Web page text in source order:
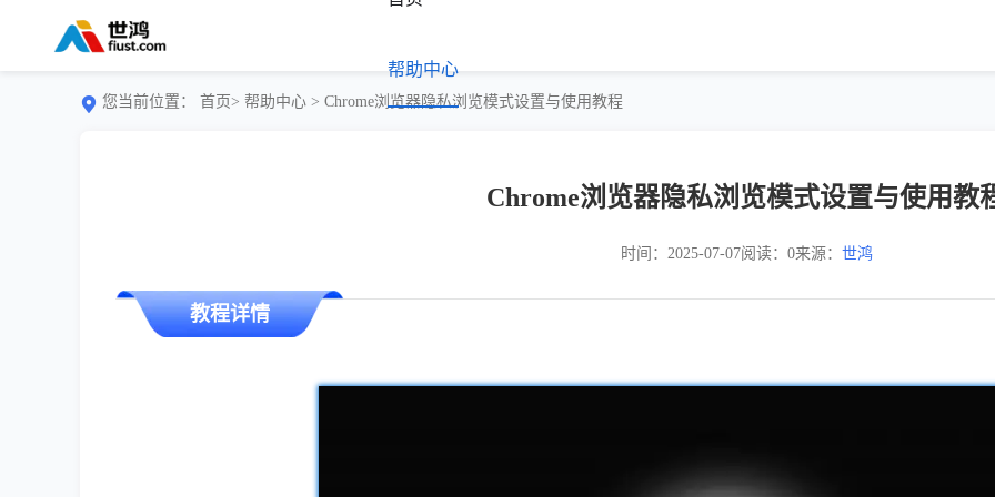
帮助中心
您当前位置： 首页> 帮助中心 > Chrome浏览器隐私浏览模式设置与使用教程
Chrome浏览器隐私浏览模式设置与使用教
时间：2025-07-07阅读：0来源： 世鸿
教程详情